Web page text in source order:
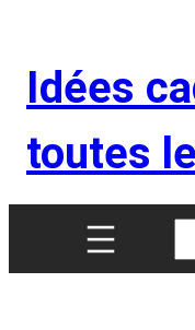
contenu
Idées
toutes